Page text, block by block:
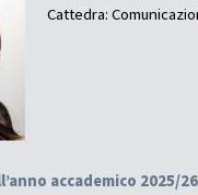
Cattedra:
accademico 2025/26